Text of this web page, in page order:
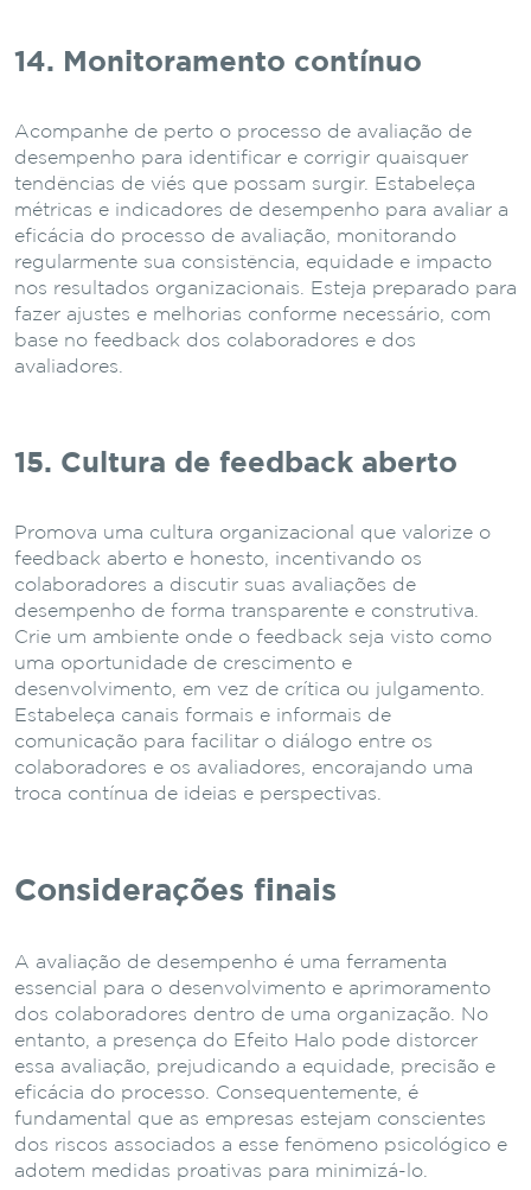
14. Monitoramento contínuo
Acompanhe de perto o processo de avaliação de
desempenho para identificar e corrigir quaisquer
tendências de viés que possam surgir. Estabeleça
métricas e indicadores de desempenho para avaliar a
eficácia do processo de avaliação, monitorando
regularmente sua consistência, equidade e impacto
nos resultados organizacionais. Esteja preparado para
fazer ajustes e melhorias conforme necessário, com
base no feedback dos colaboradores e dos
avaliadores.
15. Cultura de feedback aberto
Promova uma cultura organizacional que valorize o
feedback aberto e honesto, incentivando os
colaboradores a discutir suas avaliações de
desempenho de forma transparente e construtiva.
Crie um ambiente onde o feedback seja visto como
uma oportunidade de crescimento e
desenvolvimento, em vez de crítica ou julgamento.
Estabeleça canais formais e informais de
comunicação para facilitar o diálogo entre os
colaboradores e os avaliadores, encorajando uma
troca contínua de ideias e perspectivas.
Considerações finais
A avaliação de desempenho é uma ferramenta
essencial para o desenvolvimento e aprimoramento
dos colaboradores dentro de uma organização. No
entanto, a presença do Efeito Halo pode distorcer
essa avaliação, prejudicando a equidade, precisão e
eficácia do processo. Consequentemente, é
fundamental que as empresas estejam conscientes
dos riscos associados a esse fenômeno psicológico e
adotem medidas proativas para minimizá-lo.